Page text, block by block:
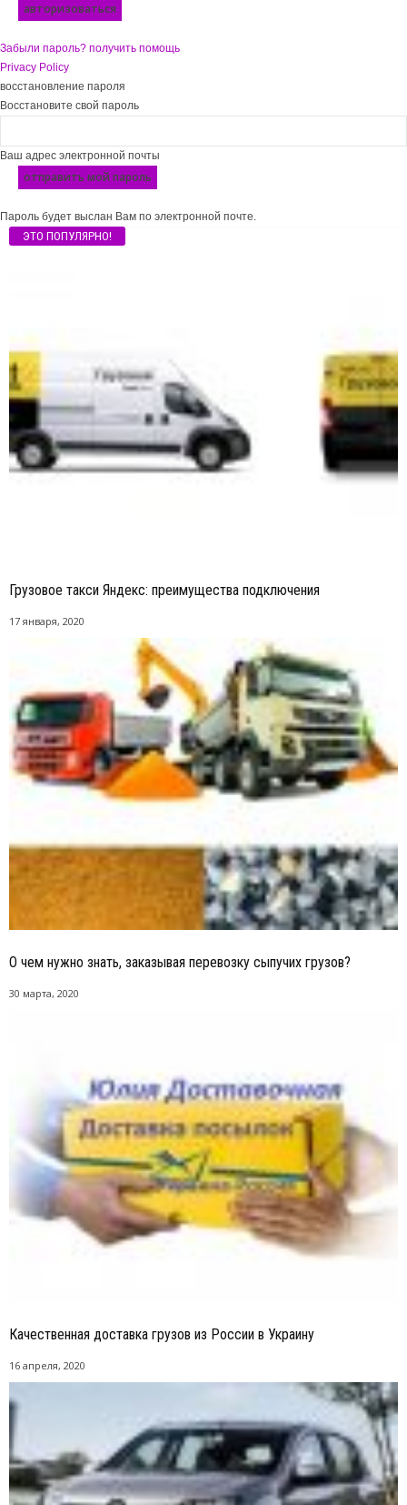
Забыли пароль? получить помощь
Privacy Policy
восстановление пароля
Восстановите свой пароль
Ваш адрес электронной почты
Пароль будет выслан Вам по электронной почте.
ЭТО ПОПУЛЯРНО!
Грузовое такси Яндекс: преимущества подключения
17 января, 2020
О чем нужно знать, заказывая перевозку сыпучих грузов?
30 марта, 2020
Качественная доставка грузов из России в Украину
16 апреля, 2020